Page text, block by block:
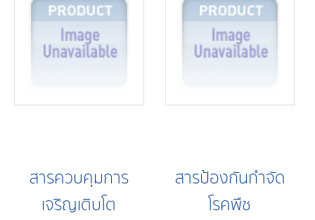
สารควบคุมการ
เจริญเติบโต
สารป้องกันกำจัด
โรคพืช